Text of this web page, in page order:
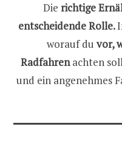
Die richtige
entscheidende Rolle.
worauf du vor,
Radfahrenachten
und ein angenehmes